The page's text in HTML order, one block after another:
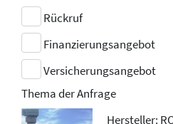
Rückruf
Finanzierungsangebot
Versicherungsangebot
Thema der Anfrage
Hersteller: